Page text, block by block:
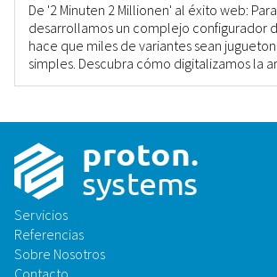
De '2 Minuten 2 Millionen' al éxito web:
desarrollamos un complejo configurador
hace que miles de variantes sean
simples. Descubra cómo digitalizamos la
proton.
systems
Servicios
Referencias
Sobre Nosotros